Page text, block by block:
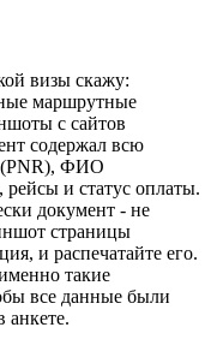
визы скажу:
маршрутные
с сайтов
содержал всю
(PNR), ФИО
и статус оплаты.
документ - не
страницы
и распечатайте его.
такие
все данные были
анкете.